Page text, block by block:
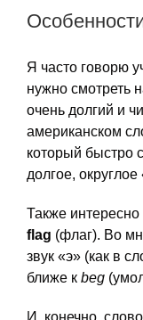
Я часто говорю
нужно смотреть
очень долгий и
американском
который быстро
долгое,
Также интересно
flag (флаг). Во
звук «э» (как в
ближе к beg
И, конечно, слово